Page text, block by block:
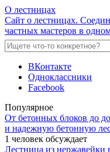
О лестницах
Сайт о лестницах.
частных мастеров в
ВКонтакте
Одноклассники
Facebook
Популярное
От бетонных блоков до
и надежную бетонную
1 человек обсуждает
Лестница из нержавейки